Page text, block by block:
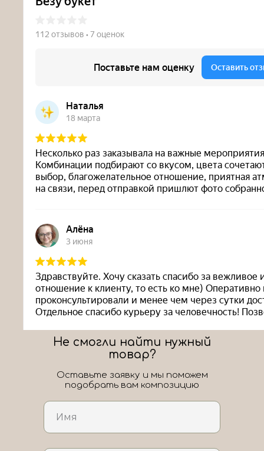
ЛоШАРик на карте Новороссийска — Яндекс Карты
Не смогли найти нужный
товар?
Оставьте заявку и мы поможем
подобрать вам композицию